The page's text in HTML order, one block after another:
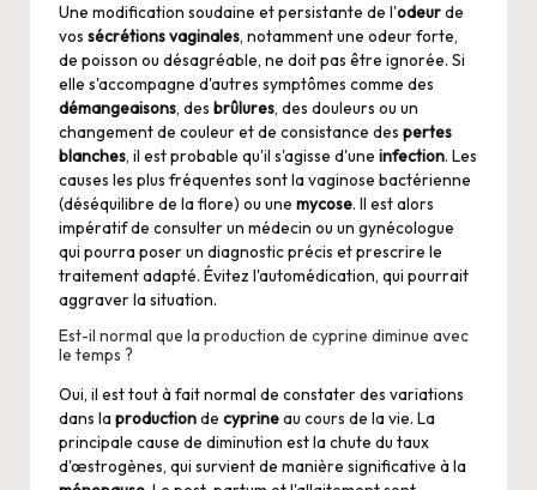
Une modification soudaine et persistante de l'odeurde
vos sécrétions vaginales, notamment une odeur forte,
de poisson ou désagréable, ne doit pas être ignorée. Si
elle s'accompagne d'autres symptômes comme des
démangeaisons, des brûlures, des douleurs ou un
changement de couleur et de consistance des pertes
blanches, il est probable qu'il s'agisse d'une infection. Les
causes les plus fréquentes sont la vaginose bactérienne
(déséquilibre de la flore) ou une mycose. Il est alors
impératif de consulter un médecin ou un gynécologue
qui pourra poser un diagnostic précis et prescrire le
traitement adapté. Évitez l'automédication, qui pourrait
aggraver la situation.
Est-il normal que la production de cyprine diminue avec
le temps ?
Oui, il est tout à fait normal de constater des variations
dans la productionde cyprineau cours de la vie. La
principale cause de diminution est la chute du taux
d'œstrogènes, qui survient de manière significative à la